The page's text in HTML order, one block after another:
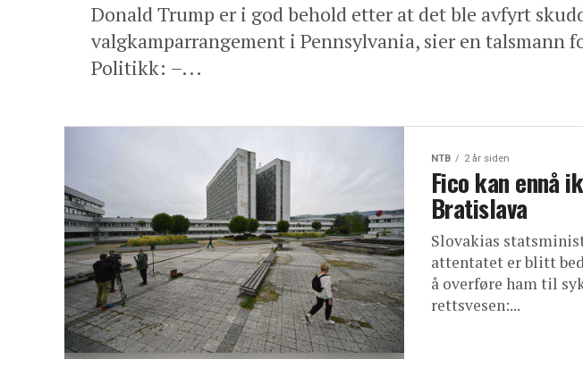
Donald Trump er i god behold etter at det ble avfyrt
valgkamparrangement i Pennsylvania, sier en talsmann
Politikk: –...
NTB 2 år siden
Fico kan ennå
Bratislava
Slovakias
attentatet er blitt
å overføre ham til
rettsvesen:...